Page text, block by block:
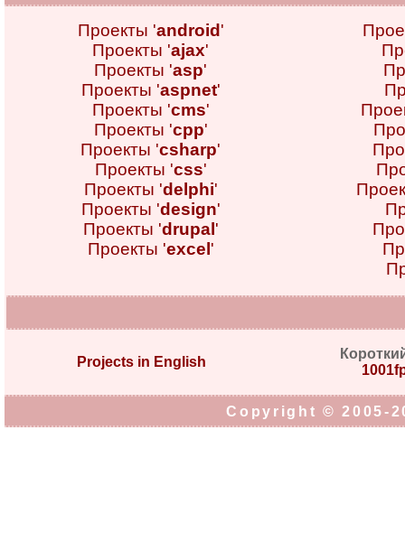
Проекты 'android '
Проекты 'ajax'
Проекты 'asp'
Проекты 'aspnet'
Проекты 'cms'
Проекты 'cpp'
Проекты 'csharp'
Проекты 'css'
Проекты 'delphi'
Проекты 'design'
Проекты 'drupal '
Проекты 'excel '
Projects in English
Copyright © 2005-